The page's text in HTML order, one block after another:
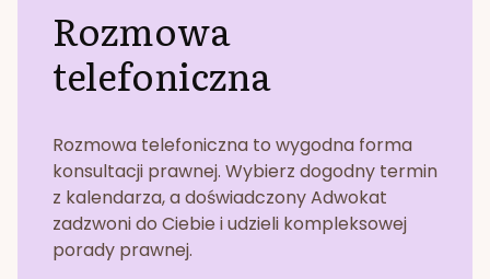
Rozmowa
telefoniczna
Rozmowa telefoniczna to wygodna forma
konsultacji prawnej. Wybierz dogodny termin
z kalendarza, a doświadczony Adwokat
zadzwoni do Ciebie i udzieli kompleksowej
porady prawnej.